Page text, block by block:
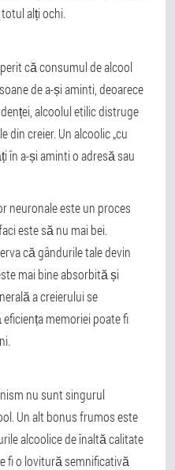
alți ochi.
că consumul de alcool
de a-și aminti, deoarece
alcoolul etilic distruge
din creier. Un alcoolic „cu
în a-și aminti o adresă sau
neuronale este un proces
este să nu mai bei.
că gândurile tale devin
mai bine absorbită și
a creierului se
memoriei poate fi
nu sunt singurul
Un alt bonus frumos este
alcoolice de înaltă calitate
fi o lovitură semnificativă